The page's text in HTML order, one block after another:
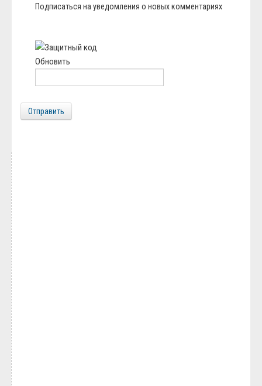
Подписаться на уведомления о новых комментариях
Обновить
Отправить